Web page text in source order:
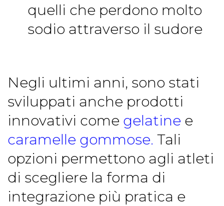
quelli che perdono molto
sodio attraverso il sudore
Negli ultimi anni, sono stati
sviluppati anche prodotti
innovativi come gelatine e
caramelle gommose. Tali
opzioni permettono agli atleti
di scegliere la forma di
integrazione più pratica e